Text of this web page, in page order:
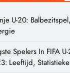
U-20:
Spelers In FIFA
Leeftijd,